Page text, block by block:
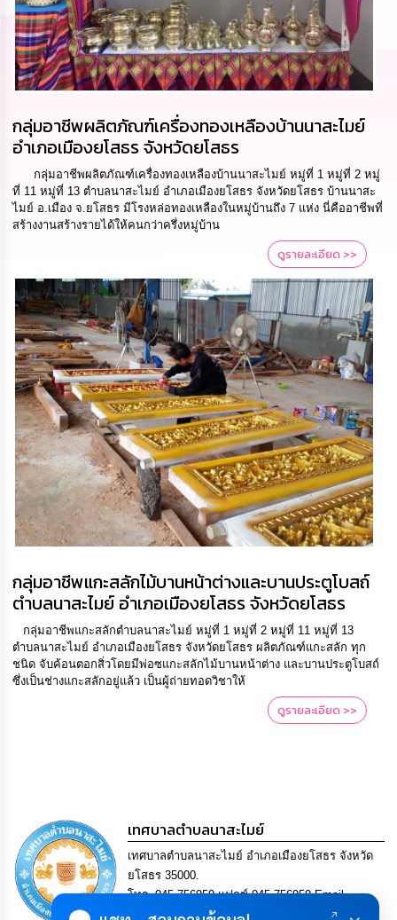
การ
เงิน
การ
คลัง
นโยบาย
No
Gift
Policy
เพื่อ
ป้องกัน
การ
ทุจริต
มาตรการ
ส่ง
เสริม
คุณธรรม
และ
ความ
โปร่งใส
ร้อง
เรียน
ร้อง
ทุกข์
e-
Service
กิจการ
ถิ่น
ของ
เรา
การ
จัดการ
กลุ่มอาชีพผลิตภัณฑ์เครื่องทองเหลืองบ้านนาสะไมย์
อำเภอเมืองยโสธร จังหวัดยโสธร
กลุ่มอาชีพผลิตภัณฑ์เครื่องทองเหลืองบ้านนาสะไมย์ หมู่ที่ 1 หมู่ที่ 2 หมู่
ที่ 11 หมู่ที่ 13 ตำบลนาสะไมย์ อำเภอเมืองยโสธร จังหวัดยโสธร บ้านนาสะ
ไมย์ อ.เมือง จ.ยโสธร มีโรงหล่อทองเหลืองในหมู่บ้านถึง 7 แห่ง นี่คืออาชีพที่
สร้างงานสร้างรายได้ให้คนกว่าครึ่งหมู่บ้าน
ดูรายละเอียด >>
กลุ่มอาชีพแกะสลักไม้บานหน้าต่างและบานประตูโบสถ์
ตำบลนาสะไมย์ อำเภอเมืองยโสธร จังหวัดยโสธร
กลุ่มอาชีพแกะสลักตำบลนาสะไมย์ หมู่ที่ 1 หมู่ที่ 2 หมู่ที่ 11 หมู่ที่ 13
ตำบลนาสะไมย์ อำเภอเมืองยโสธร จังหวัดยโสธร ผลิตภัณฑ์แกะสลัก ทุก
ชนิด จับค้อนตอกสิ่วโดยมีพ่อซแกะสลักไม้บานหน้าต่าง และบานประตูโบสถ์
ซึ่งเป็นช่างแกะสลักอยู่แล้ว เป็นผู้ถ่ายทอดวิชาให้
ดูรายละเอียด >>
เทศบาลตำบลนาสะไมย์
เทศบาลตำบลนาสะไมย์ อำเภอเมืองยโสธร จังหวัด
ยโสธร 35000.
โทร. 045-756959 แฟกซ์ 045-756959 Email
saraban@nasamai.go.th